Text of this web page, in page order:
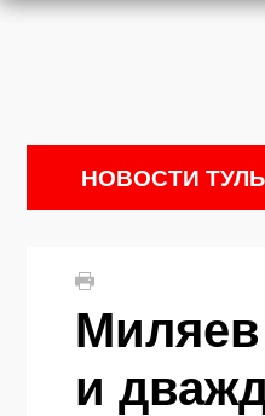
НОВОСТИ
Миляев
и